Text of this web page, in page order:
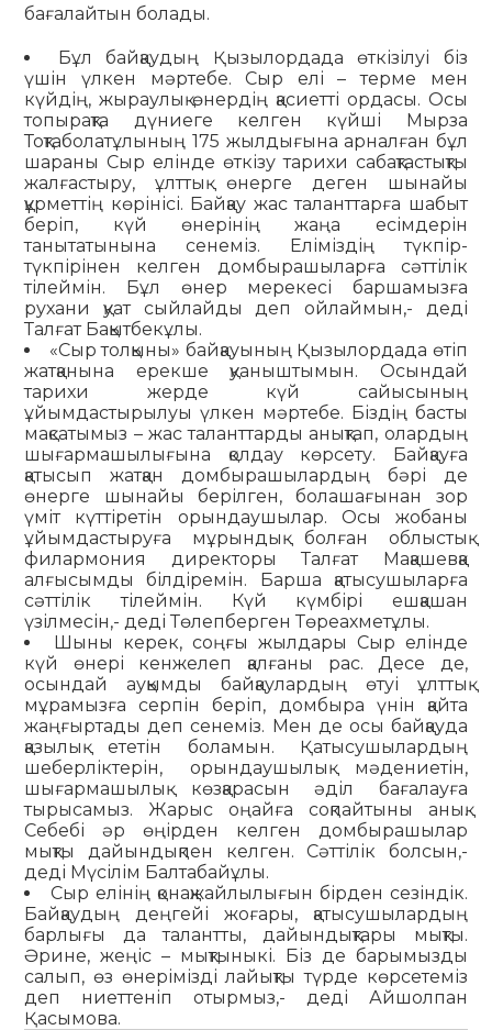
бағалайтын болады.
Бұл байқаудың Қызылордада өткізілуі біз
үшін үлкен мәртебе. Сыр елі – терме мен
күйдің, жыраулық өнердің қасиетті ордасы. Осы
топырақта дүниеге келген күйші Мырза
Тоқтаболатұлының 175 жылдығына арналған бұл
шараны Сыр елінде өткізу тарихи сабақтастықты
жалғастыру, ұлттық өнерге деген шынайы
құрметтің көрінісі. Байқау жас таланттарға шабыт
беріп, күй өнерінің жаңа есімдерін
танытатынына сенеміз. Еліміздің түкпір-
түкпірінен келген домбырашыларға сәттілік
тілеймін. Бұл өнер мерекесі баршамызға
рухани қуат сыйлайды деп ойлаймын,- деді
Талғат Бақытбекұлы.
«Сыр толқыны» байқауының Қызылордада өтіп
жатқанына ерекше қуаныштымын. Осындай
тарихи жерде күй сайысының
ұйымдастырылуы үлкен мәртебе. Біздің басты
мақсатымыз – жас таланттарды анықтап, олардың
шығармашылығына қолдау көрсету. Байқауға
қатысып жатқан домбырашылардың бәрі де
өнерге шынайы берілген, болашағынан зор
үміт күттіретін орындаушылар. Осы жобаны
ұйымдастыруға мұрындық болған облыстық
филармония директоры Талғат Мақашевқа
алғысымды білдіремін. Барша қатысушыларға
сәттілік тілеймін. Күй күмбірі ешқашан
үзілмесін,- деді Төлепберген Төреахметұлы.
Шыны керек, соңғы жылдары Сыр елінде
күй өнері кенжелеп қалғаны рас. Десе де,
осындай ауқымды байқаулардың өтуі ұлттық
мұрамызға серпін беріп, домбыра үнін қайта
жаңғыртады деп сенеміз. Мен де осы байқауда
қазылық ететін боламын. Қатысушылардың
шеберліктерін, орындаушылық мәдениетін,
шығармашылық көзқарасын әділ бағалауға
тырысамыз. Жарыс оңайға соқпайтыны анық.
Себебі әр өңірден келген домбырашылар
мықты дайындықпен келген. Сәттілік болсын,-
деді Мүсілім Балтабайұлы.
Сыр елінің қонақжайлылығын бірден сезіндік.
Байқаудың деңгейі жоғары, қатысушылардың
барлығы да талантты, дайындықтары мықты.
Әрине, жеңіс – мықтыныкі. Біз де барымызды
салып, өз өнерімізді лайықты түрде көрсетеміз
деп ниеттеніп отырмыз,- деді Айшолпан
Қасымова.